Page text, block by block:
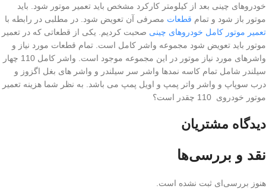
خودروهای چینی بعد از کیلومتر کارکرد مشخص باید تعمیر موتور شود. باید
موتور باز شود و تمام قطعات مصرفی آن تعویض شود. در مطلبی در رابطه با
تعمیر موتور کامل خودروهای چینی صحبت کردیم. یکی از قطعاتی که در تعمیر
موتور باید تعویض شود مجموعه واشر کامل است. تمام قطعات مورد نیاز و
واشرهای مورد نیاز موتور در این مجموعه موجود است. واشر کامل 110 چهار
سیلندر شامل تمام کاسه نمدها واشر سر سیلندر و واشر های بغل اگزوز و
درب سوپاپ و واشر واتر پمپ و اویل پمپ می باشد. به نظر شما هزینه تعمیر
موتور خودروی 110 چقدر است؟
دیدگاه مشتریان
نقد و بررسی‌ها
هنوز بررسی‌ای ثبت نشده است.